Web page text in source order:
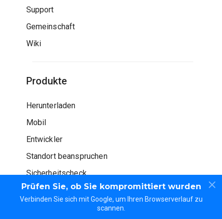
Prüfen Sie, ob Sie kompromittiert wurden
Verbinden Sie sich mit Google, um Ihren Browserverlauf zu
scannen.
Support
Gemeinschaft
Wiki
Produkte
Herunterladen
Mobil
Entwickler
Standort beanspruchen
Sicherheitscheck